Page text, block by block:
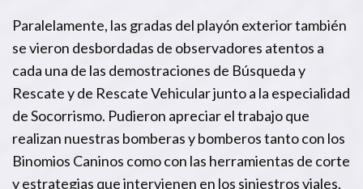
Paralelamente, las gradas del playón exterior también
se vieron desbordadas de observadores atentos a
cada una de las demostraciones de Búsqueda y
Rescate y de Rescate Vehicular junto a la especialidad
de Socorrismo. Pudieron apreciar el trabajo que
realizan nuestras bomberas y bomberos tanto con los
Binomios Caninos como con las herramientas de corte
y estrategias que intervienen en los siniestros viales.